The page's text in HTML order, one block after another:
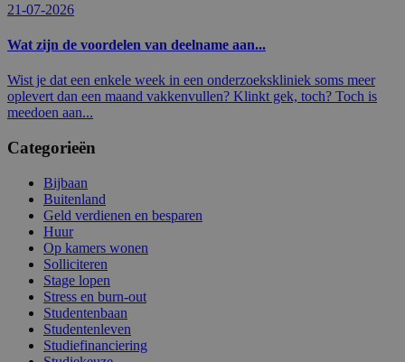
21-07-2026
Wat zijn de voordelen van deelname aan...
Wist je dat een enkele week in een onderzoekskliniek soms meer
oplevert dan een maand vakkenvullen? Klinkt gek, toch? Toch is
meedoen aan...
Categorieën
Bijbaan
Buitenland
Geld verdienen en besparen
Huur
Op kamers wonen
Solliciteren
Stage lopen
Stress en burn-out
Studentenbaan
Studentenleven
Studiefinanciering